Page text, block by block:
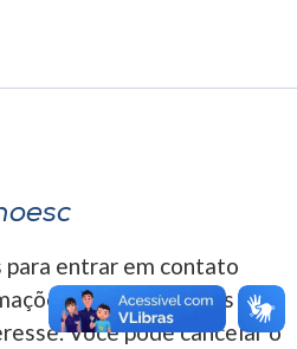
para entrar em contato
correlacionadas que
Você pode cancelar o